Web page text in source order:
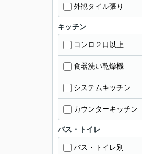
外観タイル張り
キッチン
コンロ２口以上
食器洗い乾燥機
システムキッチン
カウンターキッチン
バス・トイレ
バス・トイレ別